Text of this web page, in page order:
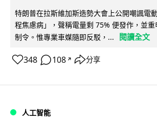
特朗普在拉斯維加斯造勢大會上公開嘲諷電
程焦慮病」，聲稱電量剩 75% 便發作，並
制令。惟專業車媒隨即反駁，...
閱讀全文
348 108 ↗ 分享
人工智能